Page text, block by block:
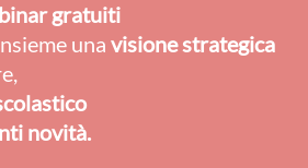
gratuiti
una visione strategica
novità.